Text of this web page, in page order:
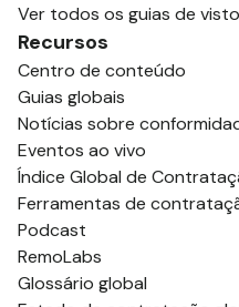
Ver todos os guias de
Recursos
Centro de conteúdo
Guias globais
Notícias sobre
Eventos ao vivo
Índice Global de
Ferramentas de
Podcast
RemoLabs
Glossário global